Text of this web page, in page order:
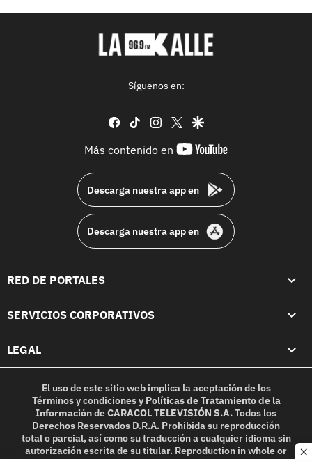
Síguenos en:
facebook
tiktok instagram
twittergoogle
Más contenido en
youtube-
Descarga nuestra app en
Descarga nuestra app en
RED DE PORTALES
SERVICIOS CORPORATIVOS
LEGAL
El uso de este sitio web implica la aceptación de los
Términos y condicionesy Políticas de Tratamiento de la
InformacióndeCARACOL TELEVISIÓN S.A.Todos los
Derechos Reservados D.R.A. Prohibida su reproducción
total o parcial, así como su traducción a cualquier idioma sin
autorización escrita de su titular. Reproduction in whole or